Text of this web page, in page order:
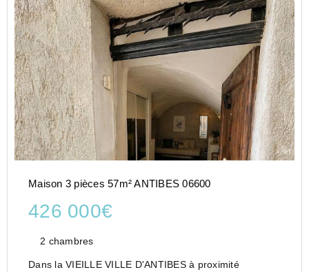
PROVENCE-
ALPES-
COTE-D-
AZUR
ALPES-
MARITIMES
(06)
ANTIBES
(06600)
Maison 3 pièces 57m² ANTIBES 06600
426 000€
2 chambres
Dans la VIEILLE VILLE D'ANTIBES à proximité